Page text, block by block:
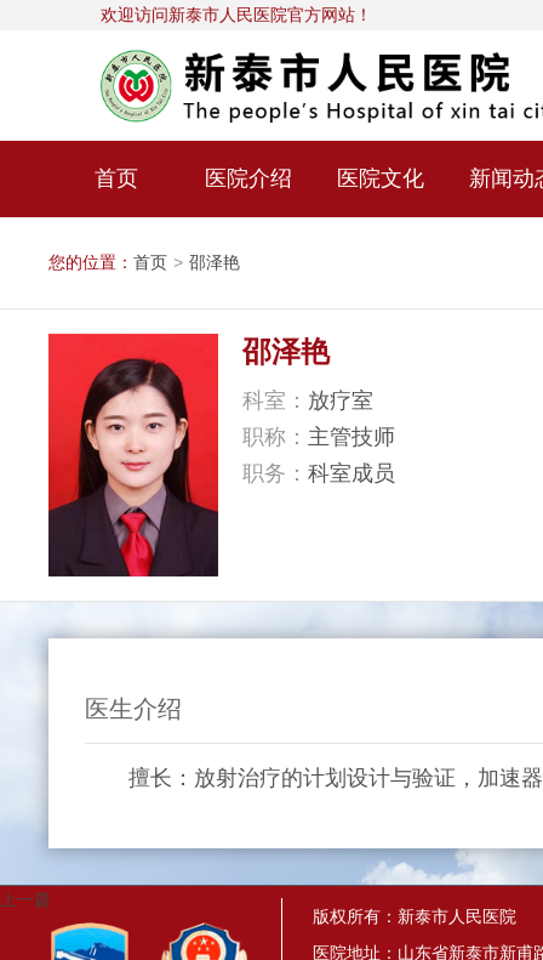
欢迎访问新泰市人民医院官方网站！
首页 医院介绍 医院文化 新闻动
您的位置： 首页 > 邵泽艳
邵泽艳
科室： 放疗室
职称： 主管技师
职务： 科室成员
医生介绍
擅长：放射治疗的计划设计与验证，加速器
上一篇
版权所有：新泰市人民医院
医院地址：山东省新泰市新甫